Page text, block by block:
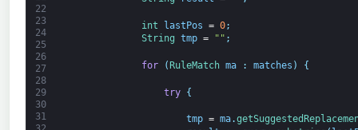
22
23
24
25
26
27
28
29
30
31
int lastPos = 0;
String tmp = "" ;
for ( RuleMatch ma : matches ) {
try {
tmp = ma.